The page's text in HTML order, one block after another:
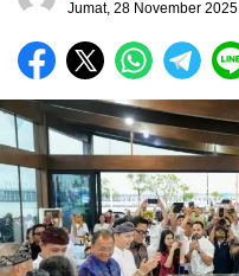
Jumat, 28 November 2025